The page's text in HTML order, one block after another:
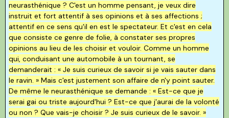
neurasthénique ? C'est un homme pensant, je veux dire
instruit et fort attentif à ses opinions et à ses affections ;
attentif en ce sens qu'il en est le spectateur. Et c'est en cela
que consiste ce genre de folie, à constater ses propres
opinions au lieu de les choisir et vouloir. Comme un homme
qui, conduisant une automobile à un tournant, se
demanderait : « Je suis curieux de savoir si je vais sauter dans
le ravin. » Mais c'est justement son affaire de n'y point sauter.
De même le neurasthénique se demande : « Est-ce que je
serai gai ou triste aujourd'hui ? Est-ce que j'aurai de la volonté
ou non ? Que vais-je choisir ? Je suis curieux de le savoir. »